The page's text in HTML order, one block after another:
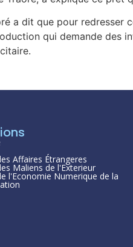
a dit que pour
qui demande des
Affaires Étrangeres
Maliens de l'Exterieur
l'Economie Numerique de la